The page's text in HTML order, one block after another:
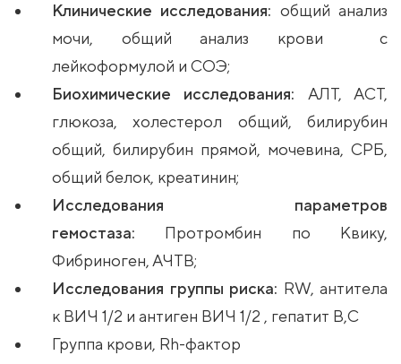
Клинические исследования: общий анализ
мочи, общий анализ крови с
лейкоформулой и СОЭ;
Биохимические исследования: АЛТ, АСТ,
глюкоза, холестерол общий, билирубин
общий, билирубин прямой, мочевина, СРБ,
общий белок, креатинин;
Исследования параметров
гемостаза: Протромбин по Квику,
Фибриноген, АЧТВ;
Исследования группы риска: RW, антитела
к ВИЧ 1/2 и антиген ВИЧ 1/2 , гепатит В,С
Группа крови, Rh-фактор